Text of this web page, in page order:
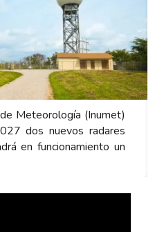
Meteorología (Inumet)
dos nuevos radares
en funcionamiento un